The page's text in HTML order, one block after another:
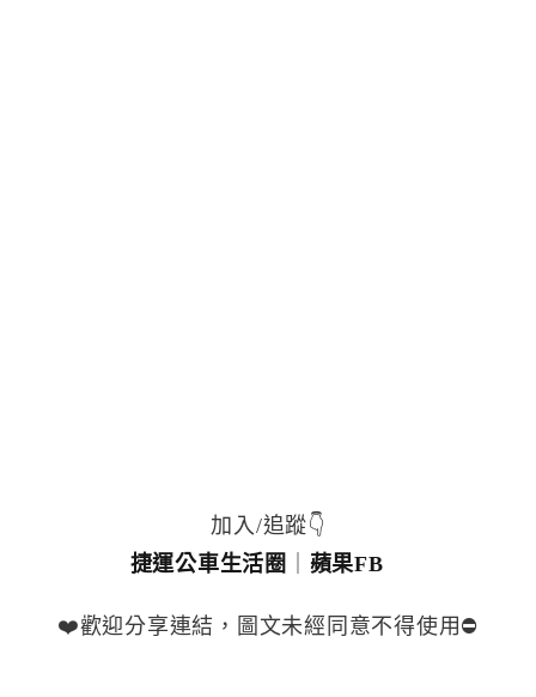
加入/追蹤👇
捷運公車生活圈
蘋果FB
❤️歡迎分享連結，圖文未經同意不得使用⛔️